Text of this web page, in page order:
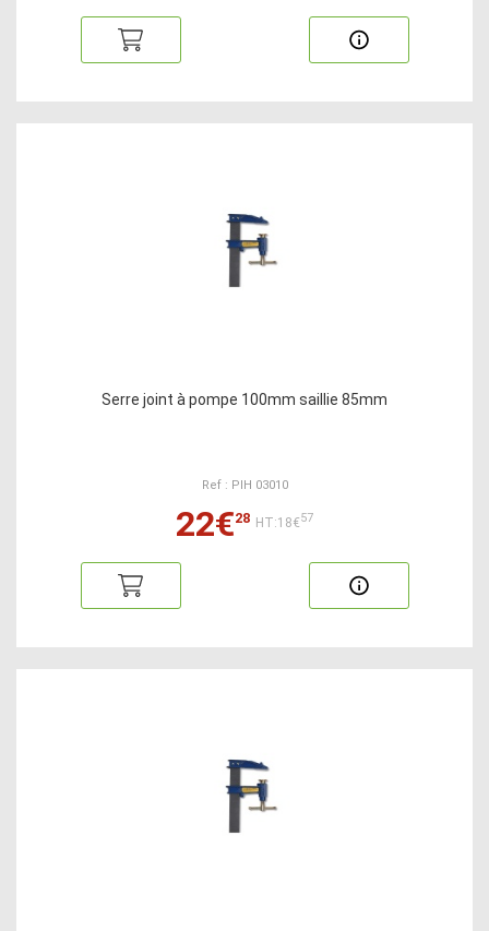
Serre joint à pompe 100mm saillie 85mm
Ref : PIH 03010
22€28 HT:18€57